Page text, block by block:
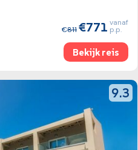
811 771 vanaf
p.p.
Bekijk reis
9.3